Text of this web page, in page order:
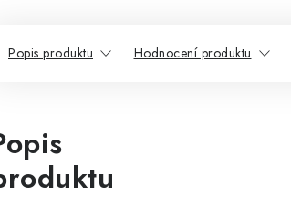
Popis produktu Hodnocení produktu